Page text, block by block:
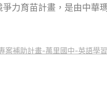
力育苗計畫，是由中華